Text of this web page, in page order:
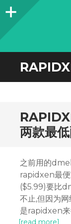
Sidebar
两款最
之前用的
rapidxen最便
($5.99)要比
不止,但因为
是rapidxen来
[read more]